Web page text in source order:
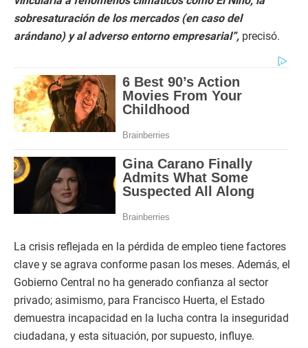
sobresaturación de los mercados (en caso del
arándano) y al adverso entorno empresarial”, precisó.
La crisis reflejada en la pérdida de empleo tiene factores
clave y se agrava conforme pasan los meses. Además, el
Gobierno Central no ha generado confianza al sector
privado; asimismo, para Francisco Huerta, el Estado
demuestra incapacidad en la lucha contra la inseguridad
ciudadana, y esta situación, por supuesto, influye.